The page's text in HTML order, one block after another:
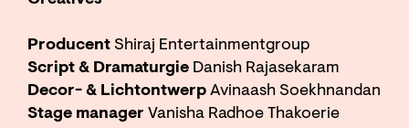
Producent Shiraj Entertainmentgroup
Script & Dramaturgie Danish Rajasekaram
Decor- & Lichtontwerp Avinaash Soekhnandan
Stage manager Vanisha Radhoe Thakoerie